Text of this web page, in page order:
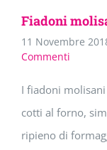
Fiadoni
11 Novembre
Commenti
I fiadoni
cotti al forno,
ripieno di